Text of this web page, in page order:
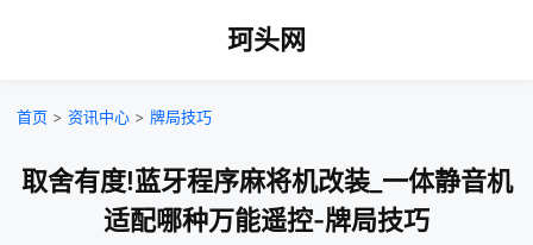
珂头网
首页 > 资讯中心 > 牌局技巧
取舍有度!蓝牙程序麻将机改装_一体静音机
适配哪种万能遥控-牌局技巧